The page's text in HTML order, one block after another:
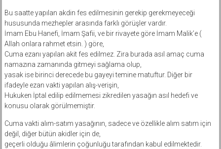
Bu saatte yapılan akdin fes edilmesinin gerekip gerekmeyeceği
hususunda mezhepler arasında farklı görüşler vardır.
İmam Ebu Hanefi, İmam Şafii, ve bir rivayete göre İmam Malik’e (
Allah onlara rahmet etsin. ) göre,
Cuma ezanı yapılan akit fes edilmez. Zira burada asıl amaç cuma
namazına zamanında gitmeyi sağlama olup,
yasak ise birinci derecede bu gayeyi temine matuftur. Diğer bir
ifadeyle ezan vakti yapılan alış-verişin,
Hukuken İptal edilip edilmemesi zikredilen yasağın asıl hedefi ve
konusu olarak görülmemiştir.
Cuma vakti alım-satım yasağının, sadece ve özellikle alım satım için
değil, diğer bütün akidler için de,
geçerli olduğu âlimlerin çoğunluğu tarafından kabul edilmektedir.